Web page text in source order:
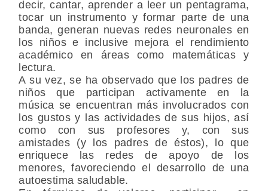
decir, cantar, aprender a leer un pentagrama,
tocar un instrumento y formar parte de una
banda, generan nuevas redes neuronales en
los niños e inclusive mejora el rendimiento
académico en áreas como matemáticas y
lectura.
A su vez, se ha observado que los padres de
niños que participan activamente en la
música se encuentran más involucrados con
los gustos y las actividades de sus hijos, así
como con sus profesores y, con sus
amistades (y los padres de éstos), lo que
enriquece las redes de apoyo de los
menores, favoreciendo el desarrollo de una
autoestima saludable.